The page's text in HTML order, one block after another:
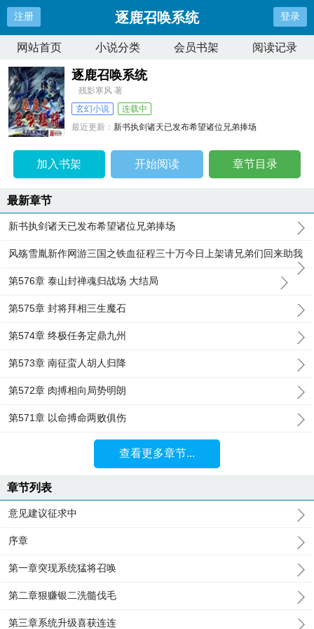
注册 逐鹿召唤系统 登录
网站首页 小说分类 会员书架 阅读记录
逐鹿召唤系统
残影寒风 著
玄幻小说
连载中
最近更新：新书执剑诸天已发布希望诸位兄弟捧场
加入书架 开始阅读 章节目录
最新章节
新书执剑诸天已发布希望诸位兄弟捧场
风殇雪胤新作网游三国之铁血征程三十万今日上架请兄弟们回来助我
第576章 泰山封禅魂归战场 大结局
第575章 封将拜相三生魔石
第574章 终极任务定鼎九州
第573章 南征蛮人胡人归降
第572章 肉搏相向局势明朗
第571章 以命搏命两败俱伤
查看更多章节...
章节列表
意见建议征求中
序章
第一章突现系统猛将召唤
第二章狠赚银二洗髓伐毛
第三章系统升级喜获连连